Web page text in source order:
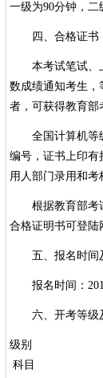
一级为90分钟，二
四、合格证书
本考试笔试、上
数成绩通知考生，
者，可获得教育部
全国计算机等级
编号，证书上印有
用人部门录用和考
根据教育部考试
合格证明书可登陆
五、报名时间
报名时间：2011
六、开考等级
级别
科目